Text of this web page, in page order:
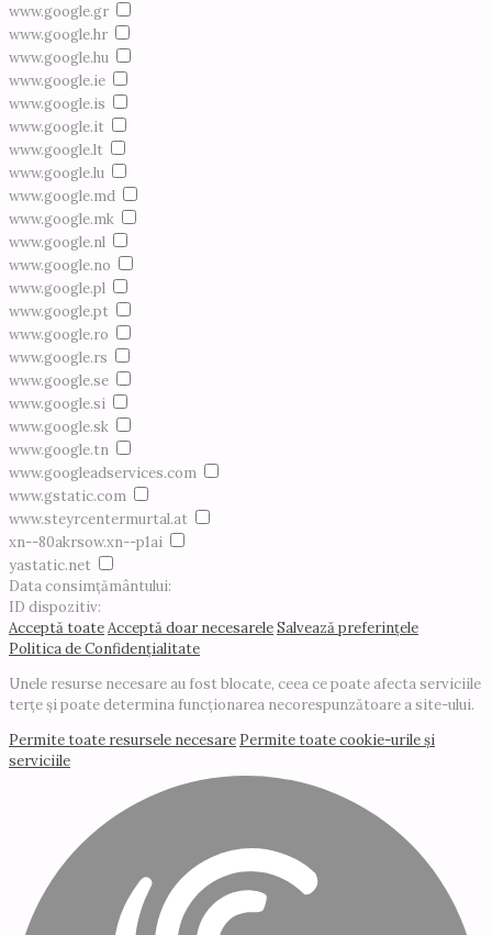
www.google.gr
www.google.hr
www.google.hu
www.google.ie
www.google.is
www.google.it
www.google.lt
www.google.lu
www.google.md
www.google.mk
www.google.nl
www.google.no
www.google.pl
www.google.pt
www.google.ro
www.google.rs
www.google.se
www.google.si
www.google.sk
www.google.tn
www.googleadservices.com
www.gstatic.com
www.steyrcentermurtal.at
xn--80akrsow.xn--p1ai
yastatic.net
Data consimțământului:
ID dispozitiv:
Acceptă toateAcceptă doar necesareleSalvează preferințele
Politica de Confidențialitate
Unele resurse necesare au fost blocate, ceea ce poate afecta serviciile
terțe și poate determina funcționarea necorespunzătoare a site-ului.
Permite toate resursele necesare Permite toate cookie-urile și
serviciile